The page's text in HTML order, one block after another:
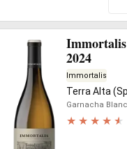
2024
Immortalis
Terra Alta
Garnacha